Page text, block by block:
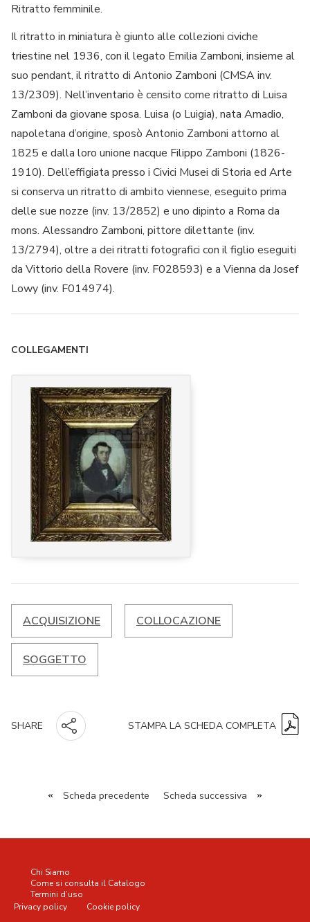
Ritratto femminile.
Il ritratto in miniatura è giunto alle collezioni civiche
triestine nel 1936, con il legato Emilia Zamboni, insieme al
suo pendant, il ritratto di Antonio Zamboni (CMSA inv.
13/2309). Nell’inventario è censito come ritratto di Luisa
Zamboni da giovane sposa. Luisa (o Luigia), nata Amadio,
napoletana d’origine, sposò Antonio Zamboni attorno al
1825 e dalla loro unione nacque Filippo Zamboni (1826-
1910). Dell’effigiata presso i Civici Musei di Storia ed Arte
si conserva un ritratto di ambito viennese, eseguito prima
delle sue nozze (inv. 13/2852) e uno dipinto a Roma da
mons. Alessandro Zamboni, pittore dilettante (inv.
13/2794), oltre a dei ritratti fotografici con il figlio eseguiti
da Vittorio della Rovere (inv. F028593) e a Vienna da Josef
Lowy (inv. F014974).
COLLEGAMENTI
ACQUISIZIONE COLLOCAZIONE
SOGGETTO
SHARE STAMPA LA SCHEDA COMPLETA
« Scheda precedente Scheda successiva »
Chi Siamo
Come si consulta il Catalogo
Termini d’uso
Privacy policy
Cookie policy